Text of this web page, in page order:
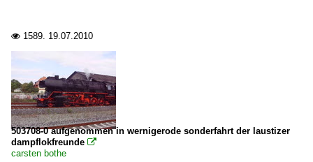
Harzer Schmalspurbahnen ·HSB·
 1589. 19.07.2010
503708-0 aufgenommen in wernigerode sonderfahrt der laustizer
dampflokfreunde 
carsten bothe